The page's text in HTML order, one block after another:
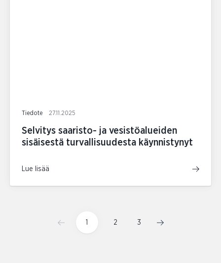
Tiedote 27.11.2025
Selvitys saaristo- ja vesistöalueiden
sisäisestä turvallisuudesta käynnistynyt
Lue lisää
1 2 3